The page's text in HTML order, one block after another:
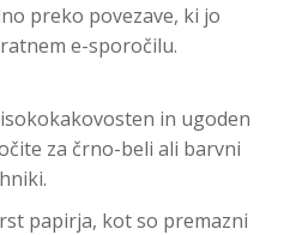
preko povezave, ki jo
e-sporočilu.
in ugoden
za črno-beli ali barvni
papirja, kot so premazni